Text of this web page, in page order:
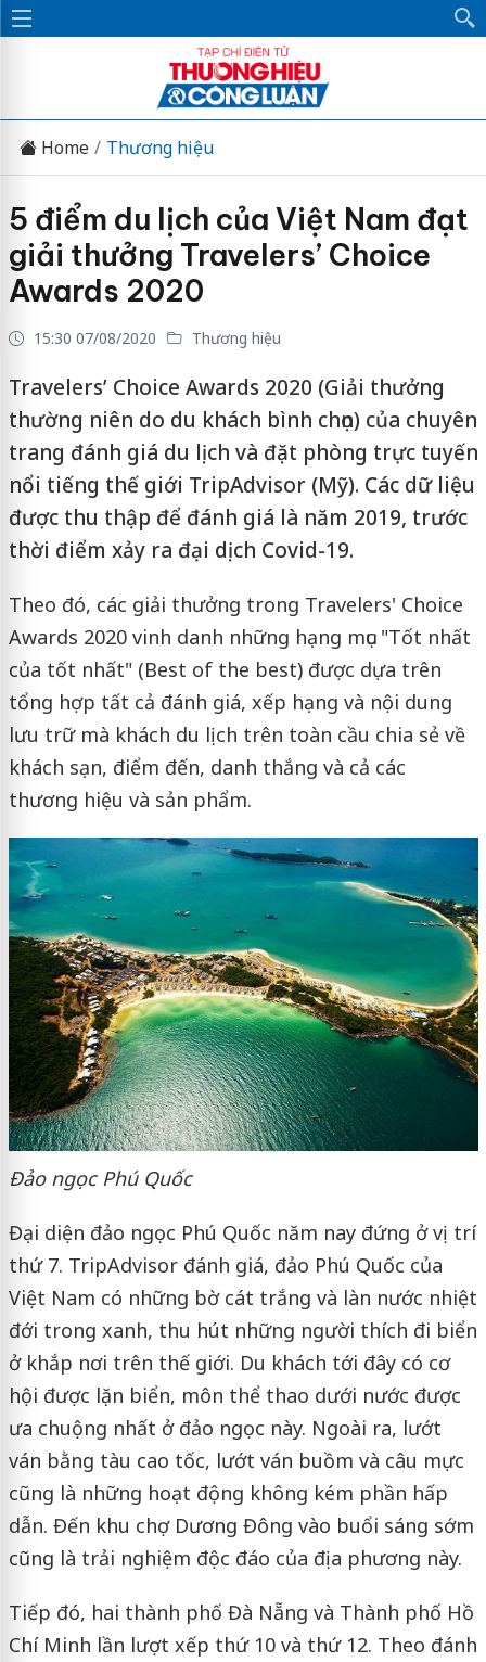
Home Thương hiệu
5 điểm du lịch của Việt Nam đạt
giải thưởng Travelers’ Choice
Awards 2020
15:30 07/08/2020 Thương hiệu
Travelers’ Choice Awards 2020 (Giải thưởng
thường niên do du khách bình chọn) của chuyên
trang đánh giá du lịch và đặt phòng trực tuyến
nổi tiếng thế giới TripAdvisor (Mỹ). Các dữ liệu
được thu thập để đánh giá là năm 2019, trước
thời điểm xảy ra đại dịch Covid-19.
Theo đó, các giải thưởng trong Travelers' Choice
Awards 2020 vinh danh những hạng mục "Tốt nhất
của tốt nhất" (Best of the best) được dựa trên
tổng hợp tất cả đánh giá, xếp hạng và nội dung
lưu trữ mà khách du lịch trên toàn cầu chia sẻ về
khách sạn, điểm đến, danh thắng và cả các
thương hiệu và sản phẩm.
Đảo ngọc Phú Quốc
Đại diện đảo ngọc Phú Quốc năm nay đứng ở vị trí
thứ 7. TripAdvisor đánh giá, đảo Phú Quốc của
Việt Nam có những bờ cát trắng và làn nước nhiệt
đới trong xanh, thu hút những người thích đi biển
ở khắp nơi trên thế giới. Du khách tới đây có cơ
hội được lặn biển, môn thể thao dưới nước được
ưa chuộng nhất ở đảo ngọc này. Ngoài ra, lướt
ván bằng tàu cao tốc, lướt ván buồm và câu mực
cũng là những hoạt động không kém phần hấp
dẫn. Đến khu chợ Dương Đông vào buổi sáng sớm
cũng là trải nghiệm độc đáo của địa phương này.
Tiếp đó, hai thành phố Đà Nẵng và Thành phố Hồ
Chí Minh lần lượt xếp thứ 10 và thứ 12. Theo đánh